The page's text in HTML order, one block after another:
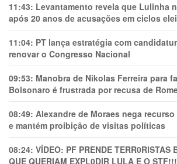
11:43: Levantamento revela que Lulinha
após 20 anos de acusações em ciclos
11:04: PT lança estratégia com
renovar o Congresso Nacional
09:53: Manobra de Nikolas Ferreira para
Bolsonaro é frustrada por recusa de
08:49: Alexandre de Moraes nega
e mantém proibição de visitas políticas
08:24: VÍDEO: PF PRENDE TERR0RlSTAS
QUE QUERIAM EXPL0DlR LULA E O